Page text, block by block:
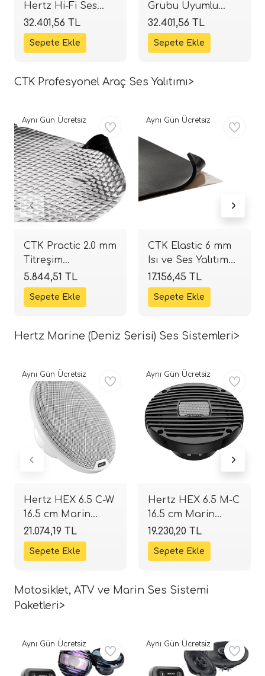
Hertz Hi-Fi Ses
Paketi | 2 Takım
DPK 165 + DP 4.300
Amfi
32.401,56 TL
Grubu Uyumlu
Hertz Hi-Fi Ses
Paketi | 2 Takım
DPK 165 + DP 4.300
32.401,56 TL
CTK Profesyonel Araç Ses Yalıtımı>
CTK Practic 2.0 mm
Titreşim
Sönümleyici
İzolasyon |
370x500 mm | 16
SPLHIFI
5.844,51 TL
Aynı Gün Ücretsiz
CTK Elastic 6 mm
Isı ve Ses Yalıtım
Malzemesi |
500x800 mm | 20
Adet (8.0 m²) |
17.156,45 TL
Aynı Gün Ücretsiz
Hertz Marine (Deniz Serisi) Ses Sistemleri>
Hertz HEX 6.5 C-W
16.5 cm Marin
Hoparlör | 100W
Beyaz | SPLHIFI
21.074,19 TL
Aynı Gün Ücretsiz
Hertz HEX 6.5 M-C
16.5 cm Marin
Hoparlör | 100W
Siyah | SPLHIFI
19.230,20 TL
Aynı Gün Ücretsiz
Motosiklet, ATV ve Marin Ses Sistemi
Paketleri>
Aynı Gün Ücretsiz Aynı Gün Ücretsiz